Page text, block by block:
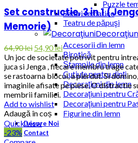
Puzzle
Seturi tematice
Teatru de păpuşi
Accesorii din lemn
Birotică
Ștampile din lemn
Cutiuţe pentru dinţi
Decoraţiuni din lemn
Decoraţiuni pentru
Decoraţiuni pentru
Figurine din lemn
Despre Noi
Contact
Set constructie, 3 in 1
Memorie)
64,90lei 54,90lei
Un joc de societate potrivit pentru
juca si Jenga , fiecare membru trage
se rastoarna blocul, a pierdut. Si
imaginile afisate pe piese. O distractie
membrii familiei.
Add to wishlist
Adaugă în coș
Quick view
-23%